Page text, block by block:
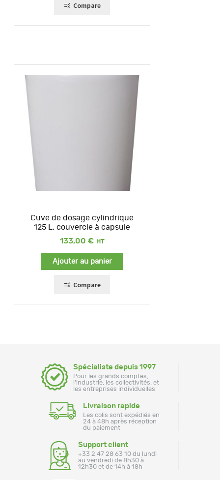
Compare
Cuve de dosage cylindrique
125 L, couvercle à capsule
133,00 €
Ajouter au panier
Compare
Spécialiste depuis 1997
Pour les grands comptes,
l'industrie, les collectivités, et
les entreprises individuelles
Livraison rapide
Les colis sont expédiés en
24 à 48h après réception
du paiement
Support client
+33 2 47 28 63 10 du lundi
au vendredi de 8h30 à
12h30 et de 14h à 18h